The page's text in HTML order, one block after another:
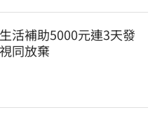
活補助5000元連3天發
同放棄